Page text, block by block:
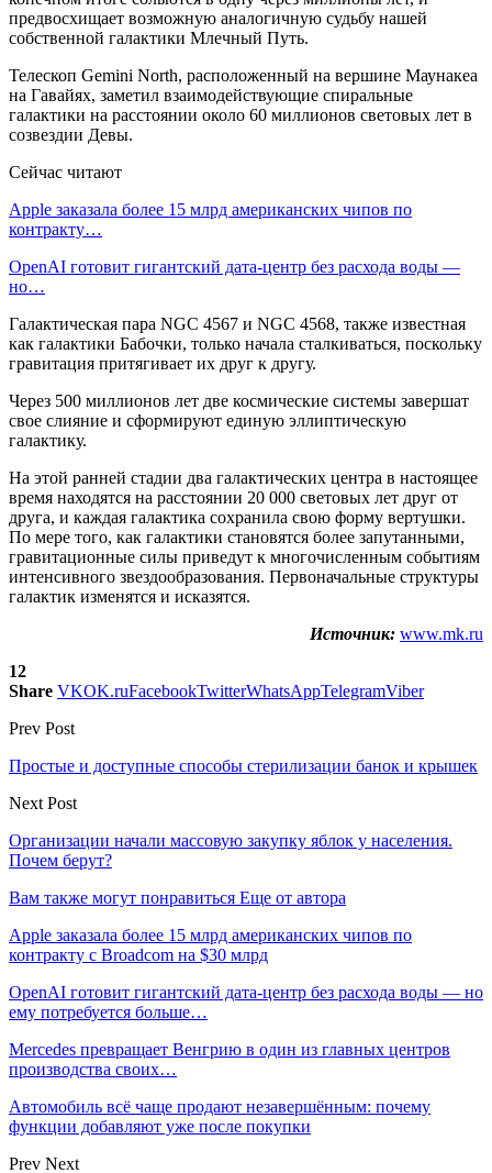
предвосхищает возможную аналогичную судьбу нашей
собственной галактики Млечный Путь.
Телескоп Gemini North, расположенный на вершине Маунакеа
на Гавайях, заметил взаимодействующие спиральные
галактики на расстоянии около 60 миллионов световых лет в
созвездии Девы.
Сейчас читают
Apple заказала более 15 млрд американских чипов по
контракту…
OpenAI готовит гигантский дата-центр без расхода воды —
но…
Галактическая пара NGC 4567 и NGC 4568, также известная
как галактики Бабочки, только начала сталкиваться, поскольку
гравитация притягивает их друг к другу.
Через 500 миллионов лет две космические системы завершат
свое слияние и сформируют единую эллиптическую
галактику.
На этой ранней стадии два галактических центра в настоящее
время находятся на расстоянии 20 000 световых лет друг от
друга, и каждая галактика сохранила свою форму вертушки.
По мере того, как галактики становятся более запутанными,
гравитационные силы приведут к многочисленным событиям
интенсивного звездообразования. Первоначальные структуры
галактик изменятся и исказятся.
Источник: www.mk.ru
12
Share VKOK.ruFacebookTwitterWhatsAppTelegramViber
Prev Post
Простые и доступные способы стерилизации банок и крышек
Next Post
Организации начали массовую закупку яблок у населения.
Почем берут?
Вам также могут понравиться Еще от автора
Apple заказала более 15 млрд американских чипов по
контракту с Broadcom на $30 млрд
OpenAI готовит гигантский дата-центр без расхода воды — но
ему потребуется больше…
Mercedes превращает Венгрию в один из главных центров
производства своих…
Автомобиль всё чаще продают незавершённым: почему
функции добавляют уже после покупки
Prev Next